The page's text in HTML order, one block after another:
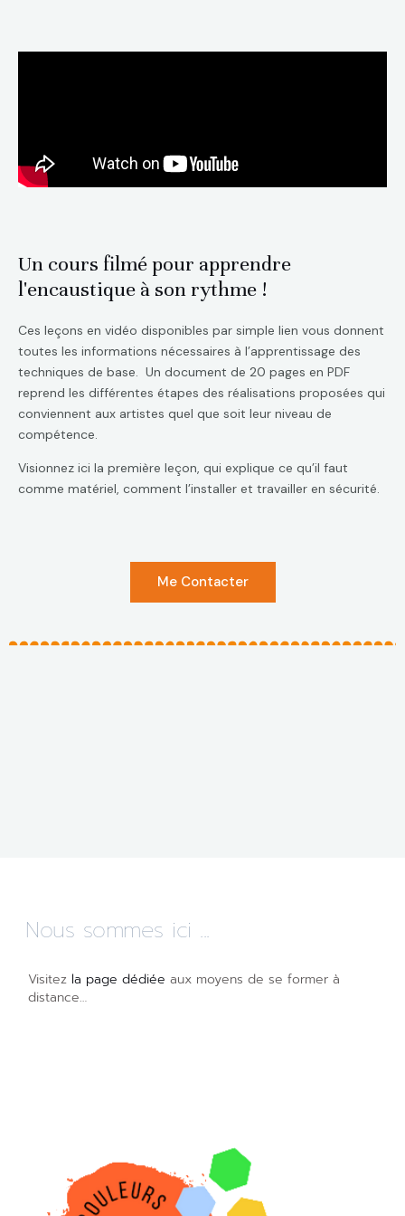
Un cours filmé pour apprendre
l'encaustique à son rythme !
Ces leçons en vidéo disponibles par simple lien vous donnent
toutes les informations nécessaires à l’apprentissage des
techniques de base. Un document de 20 pages en PDF
reprend les différentes étapes des réalisations proposées qui
conviennent aux artistes quel que soit leur niveau de
compétence.
Visionnez ici la première leçon, qui explique ce qu’il faut
comme matériel, comment l’installer et travailler en sécurité.
Me Contacter
Nous sommes ici ...
Visitez la page dédiée aux moyens de se former à
distance…